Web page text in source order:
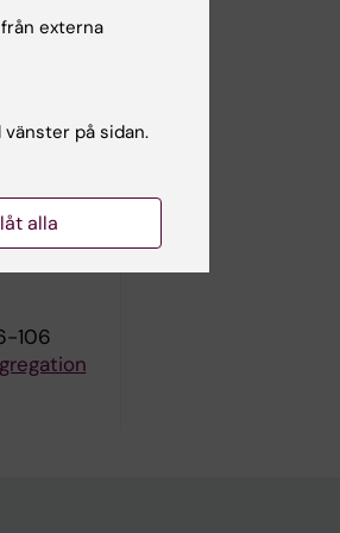
68
106
externa
på sidan.
alla